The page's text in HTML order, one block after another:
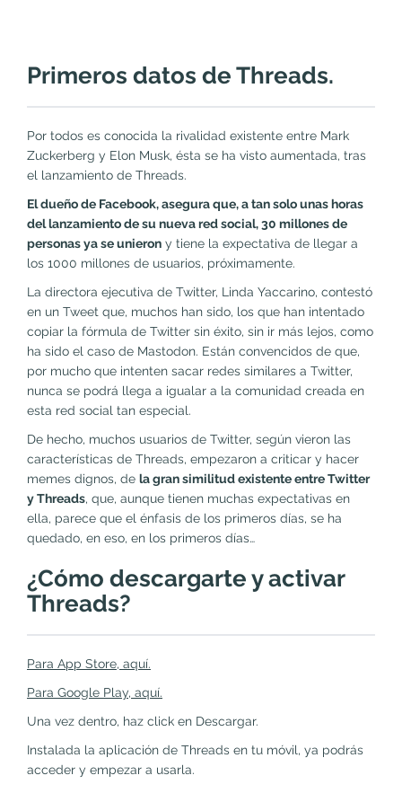
Primeros datos de Threads.
Por todos es conocida la rivalidad existente entre Mark
Zuckerberg y Elon Musk, ésta se ha visto aumentada, tras
el lanzamiento de Threads.
El dueño de Facebook, asegura que, a tan solo unas horas
del lanzamiento de su nueva red social, 30 millones de
personas ya se unieron y tiene la expectativa de llegar a
los 1000 millones de usuarios, próximamente.
La directora ejecutiva de Twitter, Linda Yaccarino, contestó
en un Tweet que, muchos han sido, los que han intentado
copiar la fórmula de Twitter sin éxito, sin ir más lejos, como
ha sido el caso de Mastodon. Están convencidos de que,
por mucho que intenten sacar redes similares a Twitter,
nunca se podrá llega a igualar a la comunidad creada en
esta red social tan especial.
De hecho, muchos usuarios de Twitter, según vieron las
características de Threads, empezaron a criticar y hacer
memes dignos, de la gran similitud existente entre Twitter
y Threads, que, aunque tienen muchas expectativas en
ella, parece que el énfasis de los primeros días, se ha
quedado, en eso, en los primeros días…
¿Cómo descargarte y activar
Threads?
Para App Store, aquí.
Para Google Play, aquí.
Una vez dentro, haz click en Descargar.
Instalada la aplicación de Threads en tu móvil, ya podrás
acceder y empezar a usarla.